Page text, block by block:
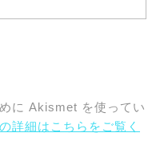
に Akismet を使ってい
詳細はこちらをご覧く